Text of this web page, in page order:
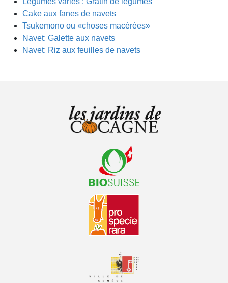
Cake aux fanes de navets
Tsukemono ou «choses macérées»
Navet: Galette aux navets
Navet: Riz aux feuilles de navets